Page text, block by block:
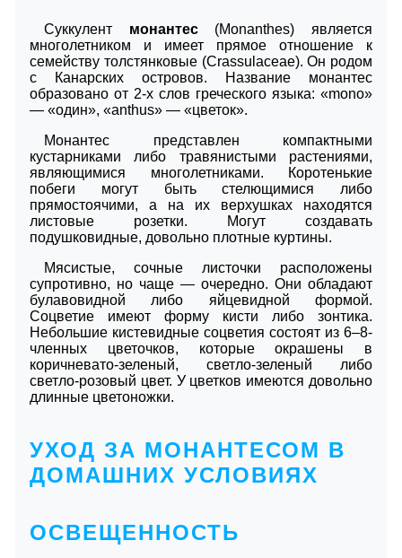
Суккулент монантес(Monanthes) является
многолетником и имеет прямое отношение к
семейству толстянковые (Crassulaceae). Он родом
с Канарских островов. Название монантес
образовано от 2-х слов греческого языка: «mono»
— «один», «anthus» — «цветок».
Монантес представлен компактными
кустарниками либо травянистыми растениями,
являющимися многолетниками. Коротенькие
побеги могут быть стелющимися либо
прямостоячими, а на их верхушках находятся
листовые розетки. Могут создавать
подушковидные, довольно плотные куртины.
Мясистые, сочные листочки расположены
супротивно, но чаще ― очередно. Они обладают
булавовидной либо яйцевидной формой.
Соцветие имеют форму кисти либо зонтика.
Небольшие кистевидные соцветия состоят из 6–8-
членных цветочков, которые окрашены в
коричневато-зеленый, светло-зеленый либо
светло-розовый цвет. У цветков имеются довольно
длинные цветоножки.
УХОД ЗА МОНАНТЕСОМ В
ДОМАШНИХ УСЛОВИЯХ
ОСВЕЩЕННОСТЬ